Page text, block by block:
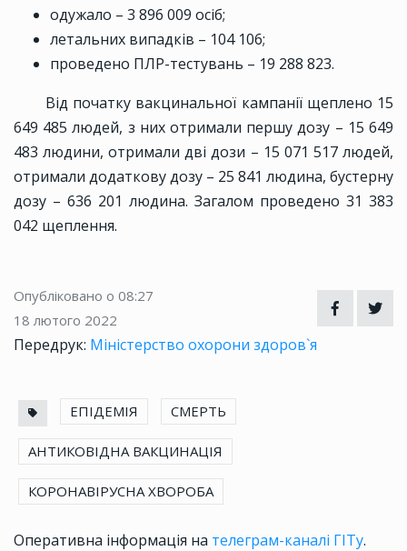
одужало – 3 896 009 осіб;
летальних випадків – 104 106;
проведено ПЛР-тестувань – 19 288 823.
Від початку вакцинальної кампанії щеплено 15
649 485 людей, з них отримали першу дозу – 15 649
483 людини, отримали дві дози – 15 071 517 людей,
отримали додаткову дозу – 25 841 людина, бустерну
дозу – 636 201 людина. Загалом проведено 31 383
042 щеплення.
Опубліковано о 08:27
18 лютого 2022
Передрук: Міністерство охорони здоров`я
ЕПІДЕМІЯ СМЕРТЬ
АНТИКОВІДНА ВАКЦИНАЦІЯ
КОРОНАВІРУСНА ХВОРОБА
Оперативна інформація на телеграм-каналі ГІТу.